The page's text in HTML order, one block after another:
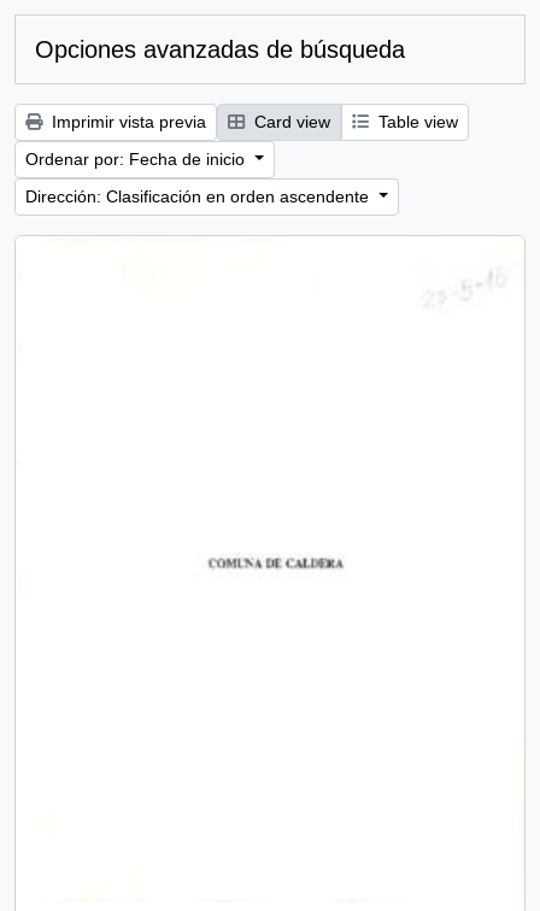
Opciones avanzadas de búsqueda
Imprimir vista previa Card view
Table view
Ordenar por: Fecha de inicio
Dirección: Clasificación en orden ascendente